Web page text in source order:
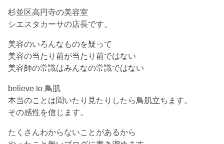
杉並区高円寺の美容室
シエスタカーサの店長です。
美容のいろんなものを疑って
美容の当たり前が当たり前ではない
美容師の常識はみんなの常識ではない
believe to 鳥肌
本当のことは聞いたり見たりしたら鳥肌立ちます。
その感性を信じます。
たくさんわからないことがあるから